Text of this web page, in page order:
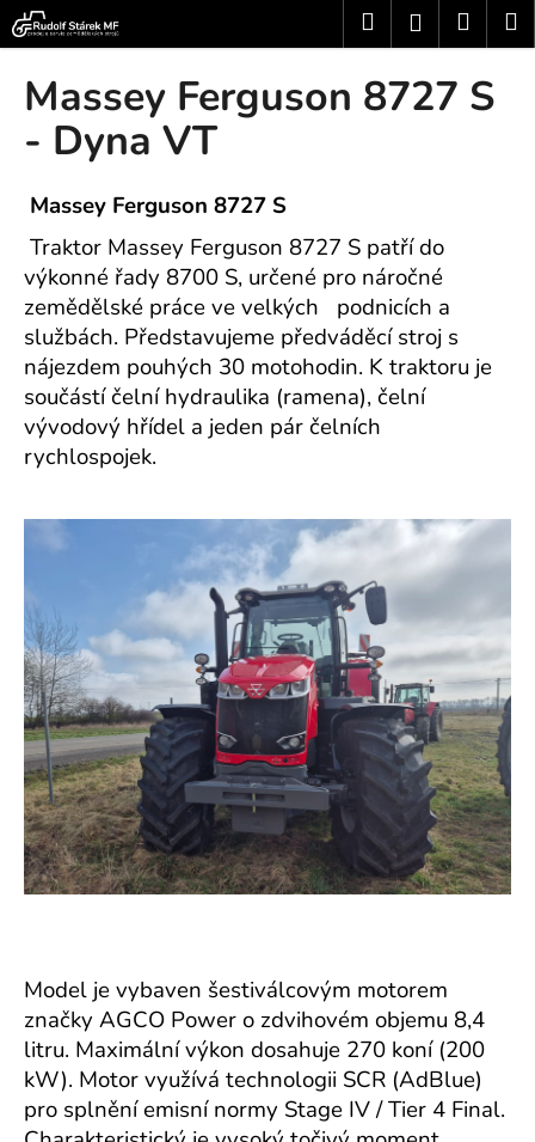
Přejít
na
obsah
HledatPřihlášení
Massey Ferguson 8727 S
- Dyna VT
Massey Ferguson 8727 S
Traktor Massey Ferguson 8727 S patří do
výkonné řady 8700 S, určené pro náročné
zemědělské práce ve velkých podnicích a
službách. Představujeme předváděcí stroj s
nájezdem pouhých 30 motohodin. K traktoru je
součástí čelní hydraulika (ramena), čelní
vývodový hřídel a jeden pár čelních
rychlospojek.
Model je vybaven šestiválcovým motorem
značky AGCO Power o zdvihovém objemu 8,4
litru. Maximální výkon dosahuje 270 koní (200
kW). Motor využívá technologii SCR (AdBlue)
pro splnění emisní normy Stage IV / Tier 4 Final.
K
o
C
p
o
ř
e
b
u
j
e
t
j
í
t
?
HLEDAT